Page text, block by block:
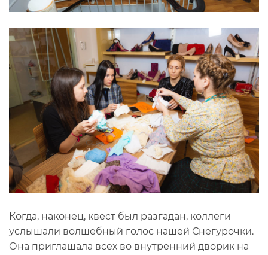
Когда, наконец, квест был разгадан, коллеги
услышали волшебный голос нашей Снегурочки.
Она приглашала всех во внутренний дворик на